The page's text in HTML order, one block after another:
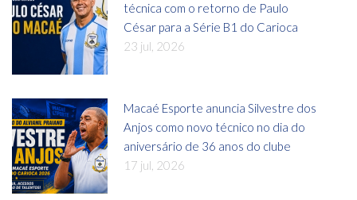
técnica com o retorno de Paulo
César para a Série B1 do Carioca
23 jul, 2026
Macaé Esporte anuncia Silvestre dos
Anjos como novo técnico no dia do
aniversário de 36 anos do clube
17 jul, 2026